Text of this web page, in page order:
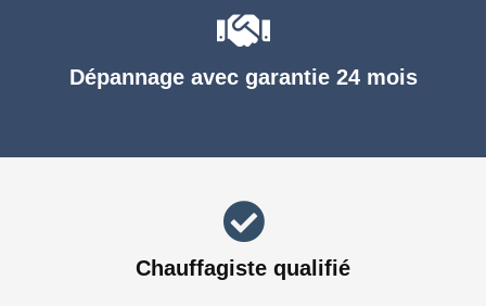
Dépannage avec garantie 24 mois
Chauffagiste qualifié